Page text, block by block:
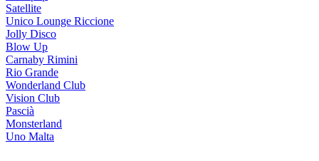
Satellite
Unico Lounge Riccione
Jolly Disco
Blow Up
Carnaby Rimini
Rio Grande
Wonderland Club
Vision Club
Pascià
Monsterland
Uno Malta